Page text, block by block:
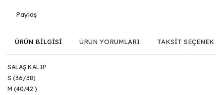
Paylaş
ÜRÜN BİLGİSİ ÜRÜN YORUMLARI TAKSİT
SALAŞ KALIP
S (36/38)
M (40/42 )